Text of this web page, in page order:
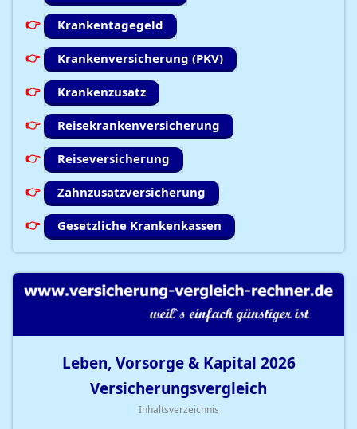
Krankentagegeld
Krankenversicherung (PKV)
Krankenzusatz
Reisekrankenversicherung
Reiseversicherung
Zahnzusatzversicherung
Gesetzliche Krankenkassen
Leben, Vorsorge & Kapital 2026
Versicherungsvergleich
Inhaltsverzeichnis